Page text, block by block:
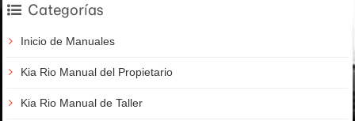
Categorías
Inicio de Manuales
Kia Rio Manual del Propietario
Kia Rio Manual de Taller